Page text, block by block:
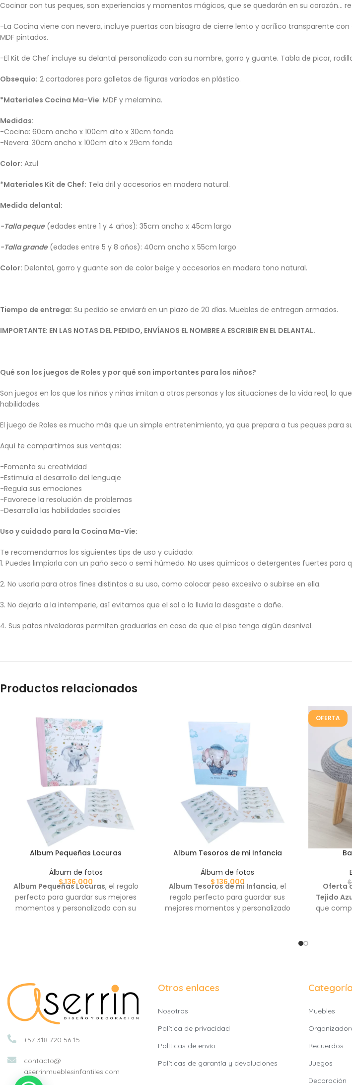
Cocinar con tus peques, son experiencias y momentos mágicos, que se quedarán en su corazón…
-La Cocina viene con nevera, incluye puertas con bisagra de cierre lento y acrílico transparente
MDF pintados.
-El Kit de Chef incluye su delantal personalizado con su nombre, gorro y guante. Tabla de picar,
Obsequio: 2 cortadores para galletas de figuras variadas en plástico.
*Materiales Cocina Ma-Vie: MDF y melamina.
Medidas:
-Cocina: 60cm ancho x 100cm alto x 30cm fondo
-Nevera: 30cm ancho x 100cm alto x 29cm fondo
Color: Azul
*Materiales Kit de Chef: Tela dril y accesorios en madera natural.
Medida delantal:
-Talla peque(edades entre 1 y 4 años): 35cm ancho x 45cm largo
-Talla grande(edades entre 5 y 8 años): 40cm ancho x 55cm largo
Color: Delantal, gorro y guante son de color beige y accesorios en madera tono natural.
Tiempo de entrega: Su pedido se enviará en un plazo de 20 días. Muebles de entregan armados.
IMPORTANTE: EN LAS NOTAS DEL PEDIDO, ENVÍANOS EL NOMBRE A ESCRIBIR EN EL DELANTAL.
Qué son los juegos de Roles y por qué son importantes para los niños?
Son juegos en los que los niños y niñas imitan a otras personas y las situaciones de la vida real, lo
habilidades.
El juego de Roles es mucho más que un simple entretenimiento, ya que prepara a tus peques para
Aquí te compartimos sus ventajas:
-Fomenta su creatividad
-Estimula el desarrollo del lenguaje
-Regula sus emociones
-Favorece la resolución de problemas
-Desarrolla las habilidades sociales
Uso y cuidado para la Cocina Ma-Vie:
Te recomendamos los siguientes tips de uso y cuidado:
1. Puedes limpiarla con un paño seco o semi húmedo. No uses químicos o detergentes fuertes para
2. No usarla para otros fines distintos a su uso, como colocar peso excesivo o subirse en ella.
3. No dejarla a la intemperie, así evitamos que el sol o la lluvia la desgaste o dañe.
4. Sus patas niveladoras permiten graduarlas en caso de que el piso tenga algún desnivel.
Productos relacionados
Album Pequeñas Locuras
Álbum de fotos
$136.000
Album Pequeñas Locuras, el regalo
perfecto para guardar sus mejores
momentos y personalizado con su
Album Tesoros de mi Infancia
Álbum de fotos
$ 136.000
Album Tesoros de mi Infancia, el
regalo perfecto para guardar sus
mejores momentos y personalizado
OFERTA
$
Oferta
Tejido
que
+57 318 720 56 15
contacto@
aserrinmueblesinfantiles.com
Otros enlaces
Nosotros
Política de privacidad
Políticas de envío
Políticas de garantía y devoluciones
Muebles
Recuerdos
Juegos
Decoración